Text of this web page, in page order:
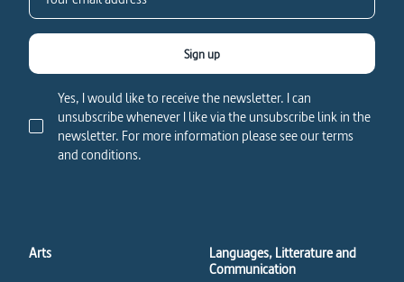
Yes, I would like to receive the newsletter. I can
unsubscribe whenever I like via the unsubscribe link in the
newsletter. For more information please see our terms
and conditions.
Sign up
Arts
Languages, Litterature and
Communication